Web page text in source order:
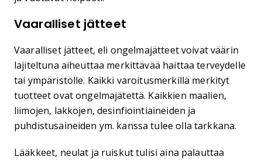
Vaaralliset jätteet
Vaaralliset jätteet, eli ongelmajätteet voivat väärin
lajiteltuna aiheuttaa merkittävää haittaa terveydelle
tai ympäristölle. Kaikki varoitusmerkillä merkityt
tuotteet ovat ongelmajätettä. Kaikkien maalien,
liimojen, lakkojen, desinfiointiaineiden ja
puhdistusaineiden ym. kanssa tulee olla tarkkana.
Lääkkeet, neulat ja ruiskut tulisi aina palauttaa